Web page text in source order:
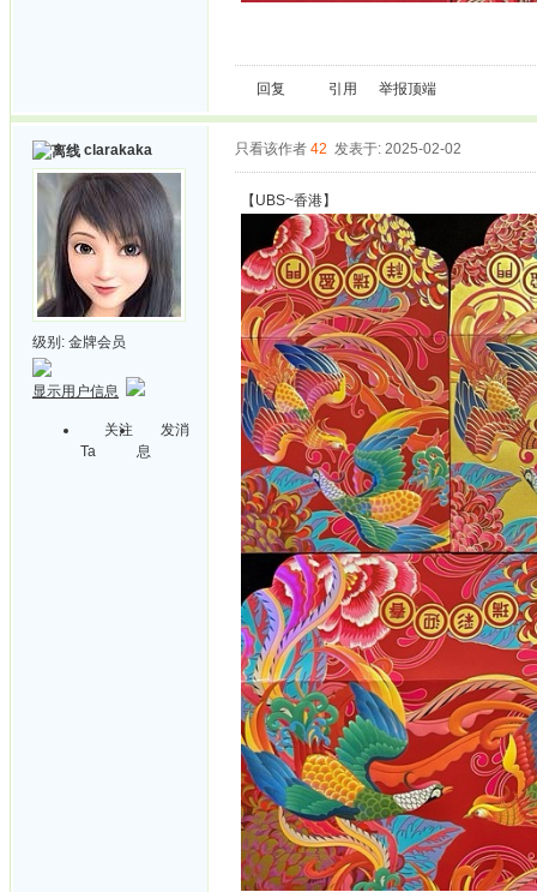
回复 引用 举报顶端
clarakaka
级别: 金牌会员
显示用户信息
关注
Ta
发消
息
只看该作者 42 发表于: 2025-02-02
【UBS~香港】